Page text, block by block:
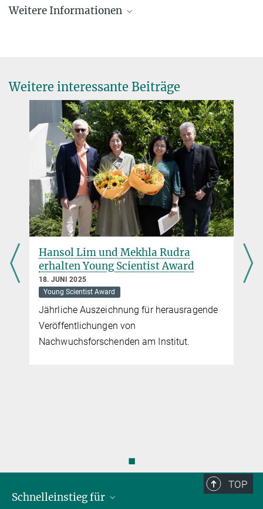
Weitere Informationen
Weitere interessante Beiträge
Hansol Lim und Mekhla Rudra
erhalten Young Scientist Award
18. JUNI 2025
Young Scientist Award
Jährliche Auszeichnung für herausragende
Veröffentlichungen von
Nachwuchsforschenden am Institut.
◼
TOP
Schnelleinstieg für